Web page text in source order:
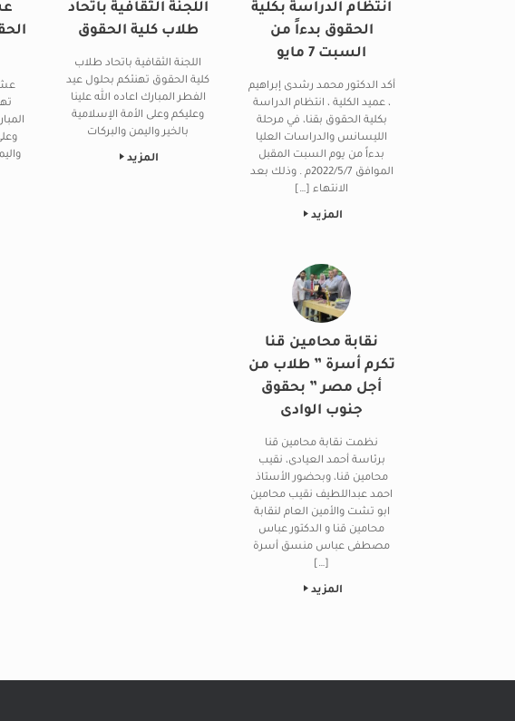
انتظام الدراسة بكلية
الحقوق بدءاً من
السبت 7 مايو
أكد الدكتور محمد رشدى إبراهيم
، عميد الكلية ، انتظام الدراسة
بكلية الحقوق بقنا، في مرحلة
الليسانس والدراسات العليا
بدءاً من يوم السبت المقبل
الموافق 2022/5/7م . وذلك بعد
الانتهاء […]
المزيد
اللجنة الثقافية باتحاد
طلاب كلية الحقوق
اللجنة الثقافية باتحاد طلاب
كلية الحقوق تهنئكم بحلول عيد
الفطر المبارك اعاده الله علينا
وعليكم وعلى الأمة الإسلامية
بالخير واليمن والبركات
المزيد
نقابة محامين قنا
تكرم أسرة ” طلاب من
أجل مصر ” بحقوق
جنوب الوادى
نظمت نقابة محامين قنا
برئاسة أحمد العيادى، نقيب
محامين قنا، وبحضور الأستاذ
احمد عبداللطيف نقيب محامين
ابو تشت والأمين العام لنقابة
محامين قنا و الدكتور عباس
مصطفى عباس منسق أسرة
[…]
المزيد